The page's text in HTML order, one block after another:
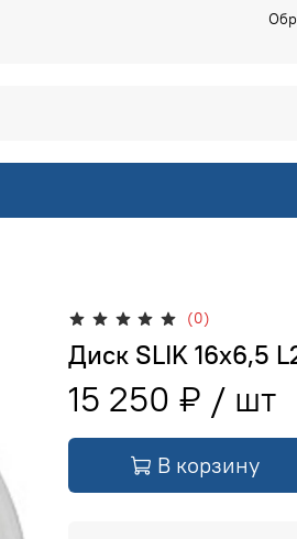
(0)
Диск SLIK 16x6,5
15 250 ₽
В корзину